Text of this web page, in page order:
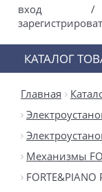
вход
/
КАТАЛОГ
Главная
Механизмы